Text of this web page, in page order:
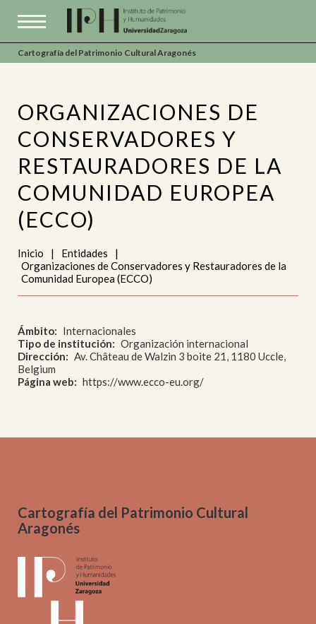
Cartografía del Patrimonio Cultural Aragonés
ORGANIZACIONES DE
CONSERVADORES Y
RESTAURADORES DE LA
COMUNIDAD EUROPEA
(ECCO)
Inicio | Entidades
|
Organizaciones de Conservadores y Restauradores de la
Comunidad Europea (ECCO)
Ámbito
Internacionales
Tipo de institución
Organización internacional
Dirección
Av. Château de Walzin 3 boite 21, 1180 Uccle,
Belgium
Página web
https://www.ecco-eu.org/
Cartografía del Patrimonio Cultural
Aragonés